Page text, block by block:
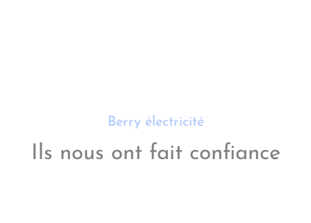
Berry électricité
Ils nous ont fait confiance